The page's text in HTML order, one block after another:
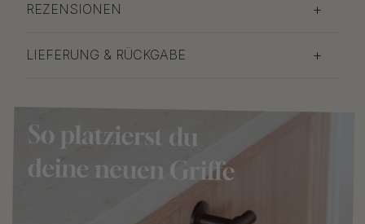
REZENSIONEN
LIEFERUNG & RÜCKGABE